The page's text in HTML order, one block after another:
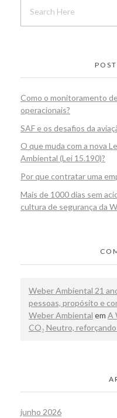
Como o monitoramento
operacionais?
SAF e os desafios da
O que muda com a nova
Ambiental (Lei 15.190)?
Por que contratar uma
Mais de 1000 dias sem
cultura de segurança da
Weber Ambiental 21
pessoas, propósito e
Weber Ambiental em A
CO₂ Neutro,
junho 2026